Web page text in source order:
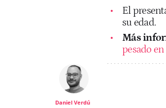
El
su edad.
Más
pesado
Daniel Verdú